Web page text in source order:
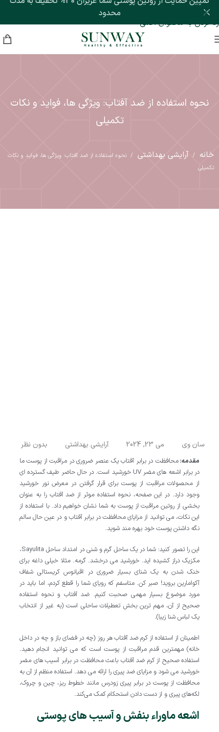
رد کردن به ناوبری
رد کردن به محتوای اصلی
محدود
نحوه استفاده از ضد آفتاب: ویژگی ها، فواید و نکات
تکمیلی
خانه / آرایشی بهداشتی / نحوه استفاده از ضد آفتاب: ویژگی ها، فواید و نکات
تکمیلی
سان وی می 23, 2024 آرایشی بهداشتی بدون نظر
مقدمه:محافظت در برابر آفتاب یک عنصر ضروری در مراقبت از پوست ما
در برابر اشعه های مضر UV خورشید است. در حال حاضر طیف گسترده ای
از محصولات مراقبت از پوست برای قرار گرفتن در معرض نور خورشید
وجود دارد. در این صفحه، نحوه استفاده موثر از ضد آفتاب را به عنوان
بخشی از روتین مراقبت از پوست به شما نشان خواهیم داد. با استفاده از
این نکات، می توانید از مزایای محافظت در برابر آفتاب و در عین حال سالم
نگه داشتن پوست خود بهره مند شوید.
این را تصور کنید: شما در یک ساحل گرم و شنی در امتداد ساحل Sayulita،
مکزیک دراز کشیده اید. خورشید می درخشد. گرمه. مثلا خیلی داغه برای
خنک شدن به یک شنای بسیار ضروری در اقیانوس کریستالی شفاف
آکوامارین بروید! صبر کن. متاسفم که رویای شما را قطع کردم، اما باید در
مورد موضوع بسیار مهمی صحبت کنیم. ضد آفتاب و نحوه استفاده
صحیح از آن، مهم ترین بخش تعطیلات ساحلی است (به غیر از انتخاب
یک لباس شنا زیبا).
اطمینان از استفاده از کرم ضد آفتاب هر روز (چه در فضای باز و چه در داخل
خانه) مهمترین قدم مراقبت از پوست است که می توانید انجام دهید.
استفاده صحیح از کرم ضد آفتاب باعث محافظت در برابر آسیب های مضر
خورشید می شود و مزایای ضد پیری را ارائه می دهد. استفاده منظم از آن به
محافظت از پوست در برابر پیری زودرس مانند خطوط ریز، چین و چروک،
لکه‌های پیری و از دست دادن استحکام کمک می‌کند.
اشعه ماوراء بنفش و آسیب های پوستی